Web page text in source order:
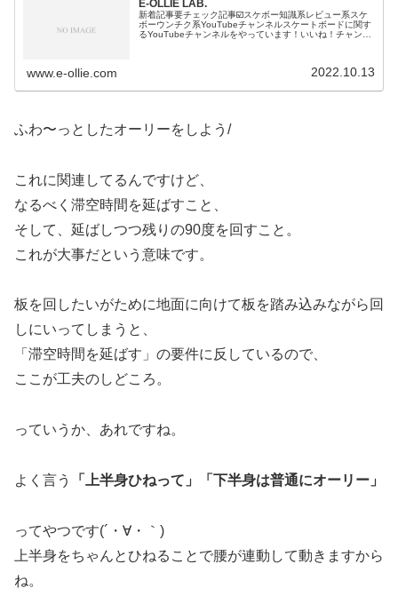
E-OLLIE LAB.
新着記事要チェック記事☑️スケボー知識系レビュー系スケ
ボーウンチク系YouTubeチャンネルスケートボードに関す
るYouTubeチャンネルをやっています！いいね！チャンネ
www.e-ollie.com 2022.10.13
ふわ〜っとしたオーリーをしよう/
これに関連してるんですけど、
なるべく滞空時間を延ばすこと、
そして、延ばしつつ残りの90度を回すこと。
これが大事だという意味です。
板を回したいがために地面に向けて板を踏み込みながら回
しにいってしまうと、
「滞空時間を延ばす」の要件に反しているので、
ここが工夫のしどころ。
っていうか、あれですね。
よく言う 「上半身ひねって」「下半身は普通にオーリー」
ってやつです(´・∀・｀)
上半身をちゃんとひねることで腰が連動して動きますから
ね。